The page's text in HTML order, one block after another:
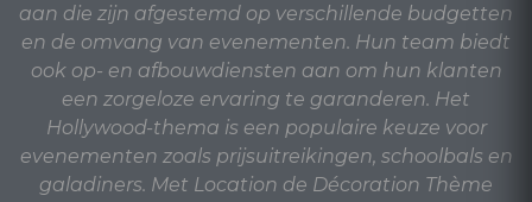
aan die zijn afgestemd op verschillende budgetten
en de omvang van evenementen. Hun team biedt
ook op- en afbouwdiensten aan om hun klanten
een zorgeloze ervaring te garanderen. Het
Hollywood-thema is een populaire keuze voor
evenementen zoals prijsuitreikingen, schoolbals en
galadiners. Met Location de Décoration Thème